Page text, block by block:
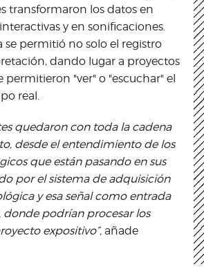
transformaron los datos en
y en sonificaciones.
se permitió no solo el registro
dando lugar a proyectos
permitieron "ver" o "escuchar" el
real.
quedaron con toda la cadena
desde el entendimiento de los
que están pasando en sus
por el sistema de adquisición
y esa señal como entrada
podrían procesar los
expositivo”, añade